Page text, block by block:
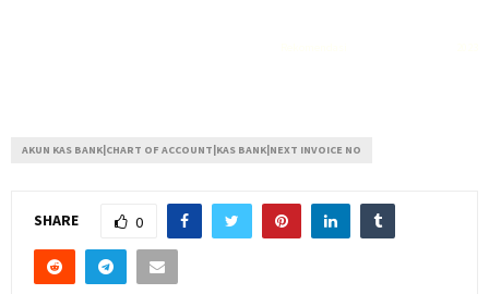
AKUN KAS BANK|CHART OF ACCOUNT|KAS BANK|NEXT INVOICE NO
SHARE 0